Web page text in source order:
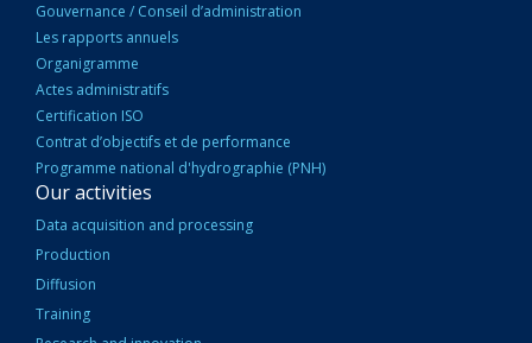
Gouvernance / Conseil d’administration
Les rapports annuels
Organigramme
Actes administratifs
Certification ISO
Contrat d’objectifs et de performance
Programme national d'hydrographie (PNH)
Our activities
Data acquisition and processing
Production
Diffusion
Training